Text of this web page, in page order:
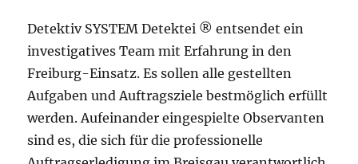
Detektiv SYSTEM Detektei ® entsendet ein
investigatives Team mit Erfahrung in den
Freiburg-Einsatz. Es sollen alle gestellten
Aufgaben und Auftragsziele bestmöglich erfüllt
werden. Aufeinander eingespielte Observanten
sind es, die sich für die professionelle